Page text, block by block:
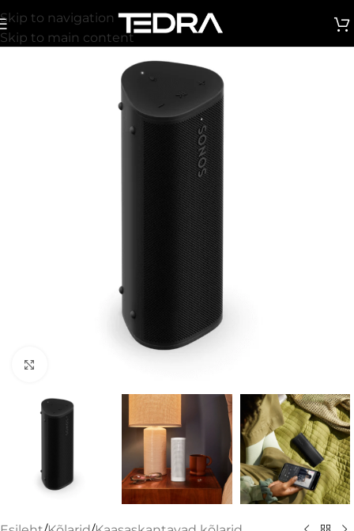
Skip to navigation
Skip to main content